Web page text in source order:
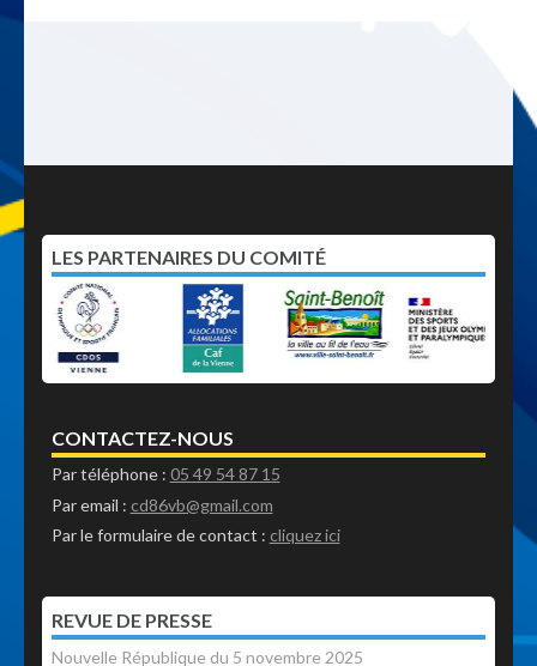
LES PARTENAIRES DU COMITÉ
CONTACTEZ-NOUS
Par téléphone : 05 49 54 87 15
Par email : cd86vb@gmail.com
Par le formulaire de contact : cliquez ici
REVUE DE PRESSE
Nouvelle République du 5 novembre 2025